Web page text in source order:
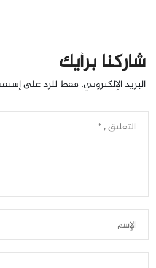
شاركنا برأيك
البريد الإلكتروني، فقط للرد على